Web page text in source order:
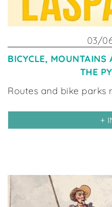
03/
BICYCLE,
THE
Routes and bike parks
+